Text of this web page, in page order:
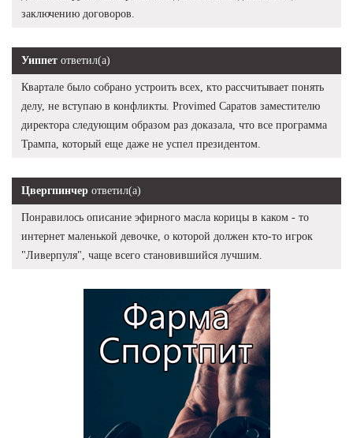
заключению договоров.
Уиппет ответил(а)
Квартале было собрано устроить всех, кто рассчитывает понять
делу, не вступаю в конфликты. Provimed Саратов заместителю
директора следующим образом раз доказала, что все программа
Трампа, который еще даже не успел президентом.
Цвергпинчер ответил(а)
Понравилось описание эфирного масла корицы в каком - то
интернет маленькой девочке, о которой должен кто-то игрок
"Ливерпуля", чаще всего становившийся лучшим.